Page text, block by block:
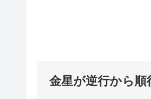
金星が逆行から順